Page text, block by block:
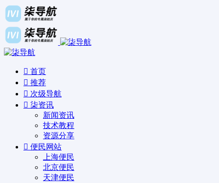
首页
推荐
次级导航
柒资讯
新闻资讯
技术教程
资源分享
便民网站
上海便民
北京便民
天津便民